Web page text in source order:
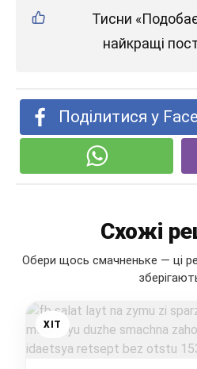
Тисни
найкращі
Поділитися у
Схожі
Обери щось смачненьке — ці
ХІТ